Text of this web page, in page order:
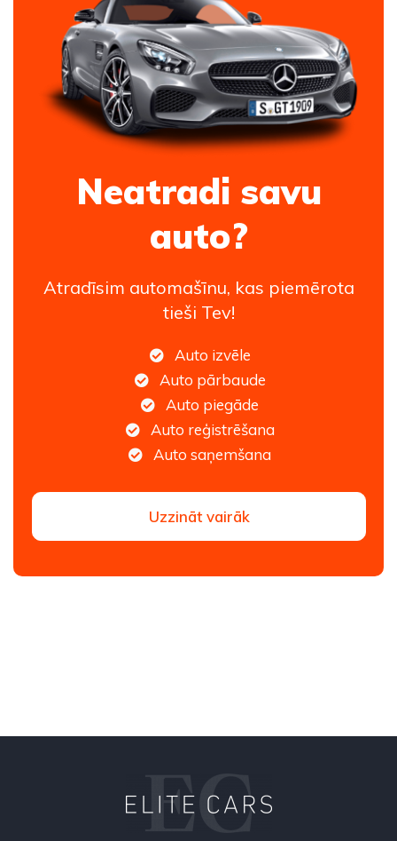
Neatradi savu
auto?
Atradīsim automašīnu, kas piemērota
tieši Tev!
Auto izvēle
Auto pārbaude
Auto piegāde
Auto reģistrēšana
Auto saņemšana
Uzzināt vairāk